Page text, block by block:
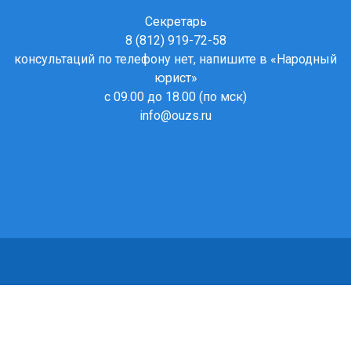
Секретарь
8 (812) 919-72-58
консультаций по телефону нет, напишите в «Народный
юрист»
с 09.00 до 18.00 (по мск)
info@ouzs.ru